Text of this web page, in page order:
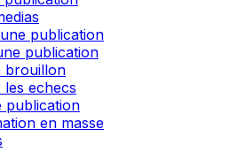
publication
publication
brouillon
les echecs
publication
en masse